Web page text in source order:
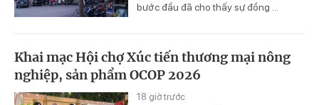
bước đầu đã cho thấy sự đồng ...
Khai mạc Hội chợ Xúc tiến thương mại nông
nghiệp, sản phẩm OCOP 2026
18 giờ trước